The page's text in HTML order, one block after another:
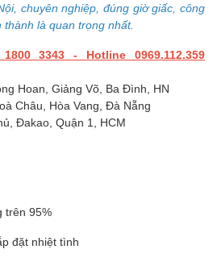
chuyên nghiệp, đúng giờ giấc, công
là quan trọng nhất.
3343 - Hotline 0969.112.359
Hoan, Giảng Võ, Ba Đình, HN
Châu, Hòa Vang, Đà Nẵng
Đakao, Quận 1, HCM
trên 95%
đặt nhiệt tình